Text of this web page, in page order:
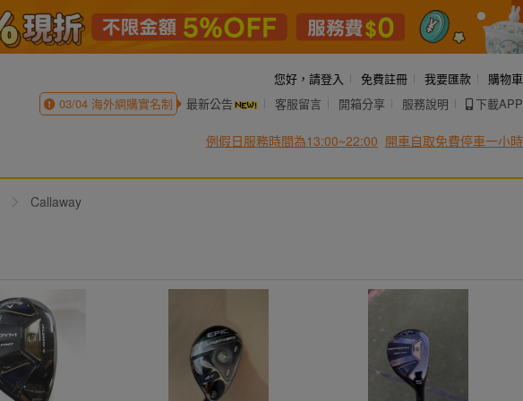
您好， 請登入 免費註冊 我要匯款
購物車
03/04海外網購實名制 最新公告 客服留言 開箱分享 服務說明 下載APP
例假日服務時間為13:00~22:00 開車自取免費停車一小時
Callaway